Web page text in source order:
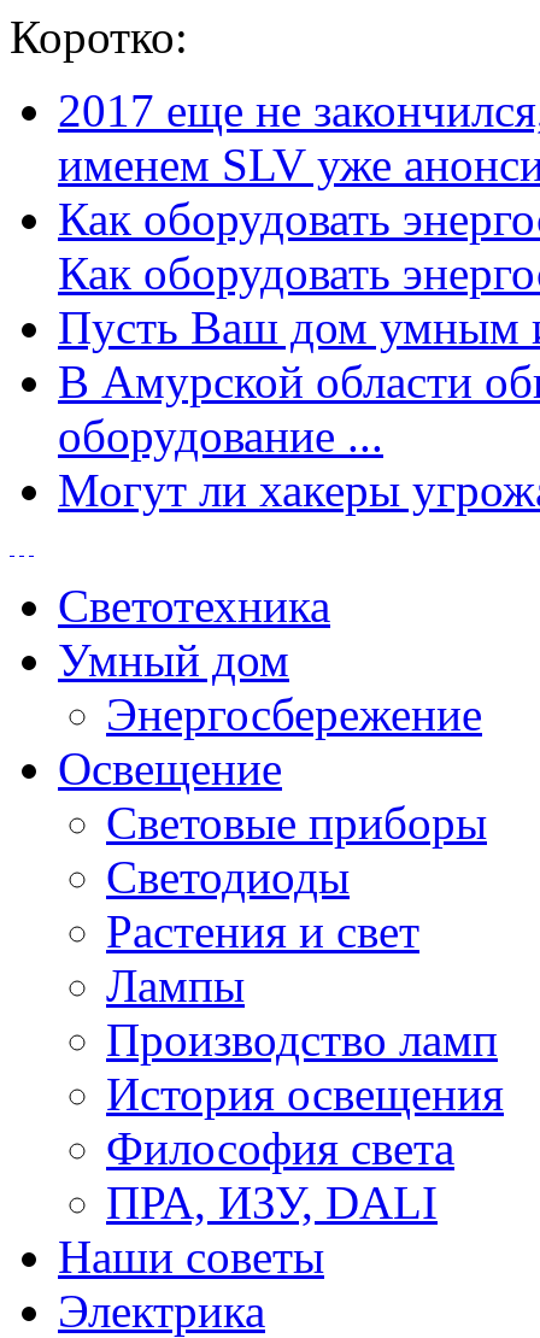
Коротко:
2017 еще не
именем SLV уже
Как оборудовать
Как оборудовать
Пусть Ваш дом умным
В Амурской области
оборудование ...
Могут ли хакеры
Светотехника
Умный дом
Энергосбережение
Освещение
Световые приборы
Светодиоды
Растения и свет
Лампы
Производство ламп
История освещения
Философия света
ПРА, ИЗУ, DALI
Наши советы
Электрика